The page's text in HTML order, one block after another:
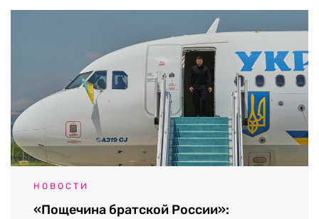
НОВОСТИ
«Пощечина братской России»: